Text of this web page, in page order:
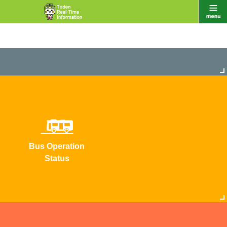
Bus Operation
Status